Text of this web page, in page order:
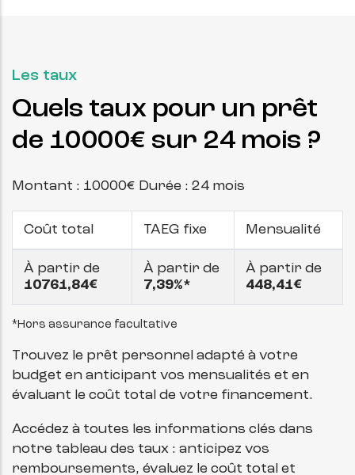
Les taux
Quels taux pour un prêt
de 10000€ sur 24 mois ?
Montant : 10000€ Durée : 24 mois
Coût total TAEG fixe Mensualité
À partir de
10761,84€
À partir de
7,39%*
À partir de
448,41€
*Hors assurance facultative
Trouvez le prêt personnel adapté à votre
budget en anticipant vos mensualités et en
évaluant le coût total de votre financement.
Accédez à toutes les informations clés dans
notre tableau des taux : anticipez vos
remboursements, évaluez le coût total et